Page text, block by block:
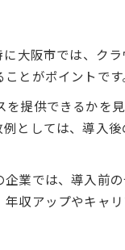
大阪市では、ク
とがポイントです
提供できるかを見
としては、導入
業では、導入前
収アップやキャ